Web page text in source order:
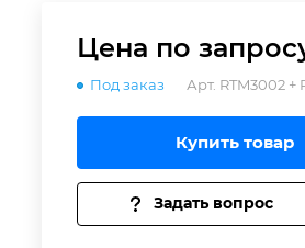
Цена по запр
Под заказ Арт. RTM3002 +
Купить товар
Задать вопрос